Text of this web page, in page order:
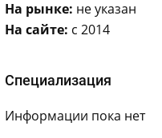
На рынке: не указан
На сайте: с 2014
Специализация
Информации пока нет